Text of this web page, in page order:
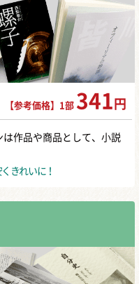
【参考価格】1部 341 円
作品や商品として、小説
きれいに！